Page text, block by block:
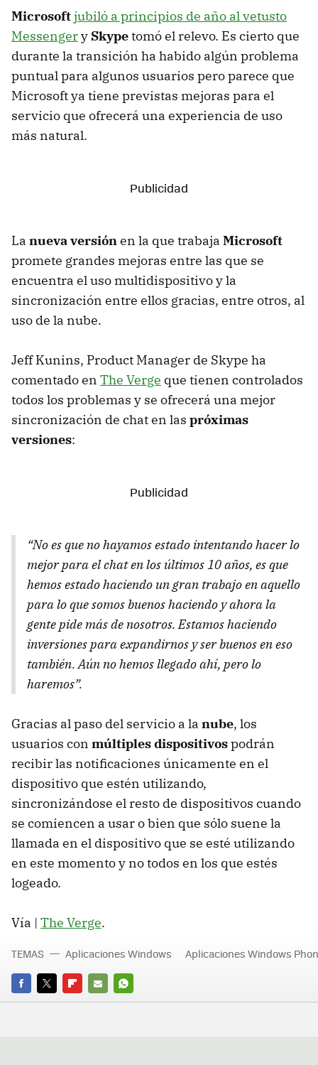
Microsoftjubiló a principios de año al vetusto
Messengery Skypetomó el relevo. Es cierto que
durante la transición ha habido algún problema
puntual para algunos usuarios pero parece que
Microsoft ya tiene previstas mejoras para el
servicio que ofrecerá una experiencia de uso
más natural.
La nueva versión en la que trabaja Microsoft
promete grandes mejoras entre las que se
encuentra el uso multidispositivo y la
sincronización entre ellos gracias, entre otros, al
uso de la nube.
Jeff Kunins, Product Manager de Skype ha
comentado en The Verge que tienen controlados
todos los problemas y se ofrecerá una mejor
sincronización de chat en las próximas
versiones:
“No es que no hayamos estado intentando hacer lo
mejor para el chat en los últimos 10 años, es que
hemos estado haciendo un gran trabajo en aquello
para lo que somos buenos haciendo y ahora la
gente pide más de nosotros. Estamos haciendo
inversiones para expandirnos y ser buenos en eso
también. Aún no hemos llegado ahí, pero lo
haremos”.
Gracias al paso del servicio a la nube, los
usuarios con múltiples dispositivospodrán
recibir las notificaciones únicamente en el
dispositivo que estén utilizando,
sincronizándose el resto de dispositivos cuando
se comiencen a usar o bien que sólo suene la
llamada en el dispositivo que se esté utilizando
en este momento y no todos en los que estés
logeado.
Vía | The Verge.
FACEBOOK
TWITTERFLIPBOARD
E-
WHATSAPP
TEMAS Aplicaciones Windows Aplicaciones Windows